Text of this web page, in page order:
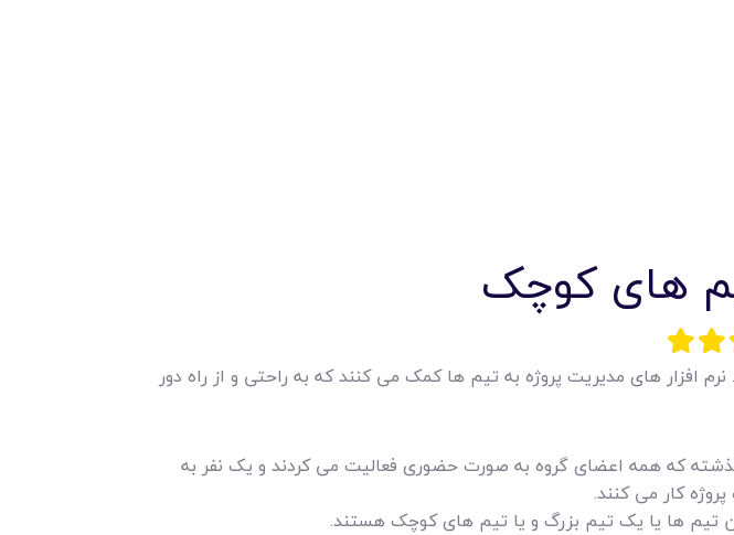
ها
محصولات
های کوچک
افزار های مدیریت پروژه به تیم ها کمک می کنند که به راحتی و از راه دور
که همه اعضای گروه به صورت حضوری فعالیت می کردند و یک نفر به
کار می کنند.
تیم ها یا یک تیم بزرگ و یا تیم های کوچک هستند.